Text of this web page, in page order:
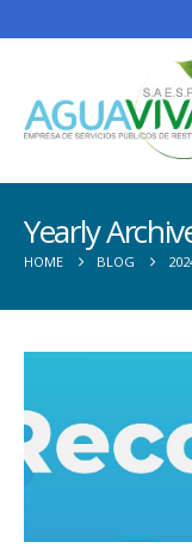
Yearly
HOME BLOG